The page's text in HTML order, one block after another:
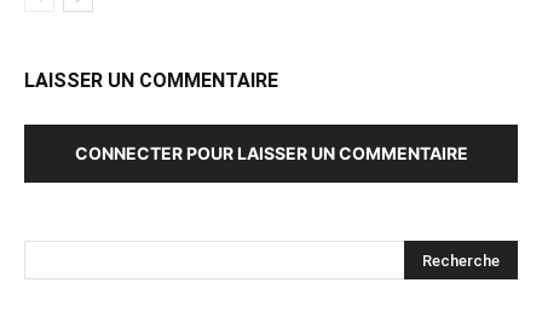
LAISSER UN COMMENTAIRE
CONNECTER POUR LAISSER UN COMMENTAIRE